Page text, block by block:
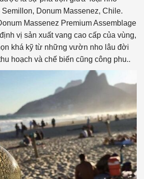
Donum Massenez, Chile.
Massenez Premium Assemblage
vị sản xuất vang cao cấp của vùng,
khá kỹ từ những vườn nho lâu đời
hoạch và chế biến cũng công phu..